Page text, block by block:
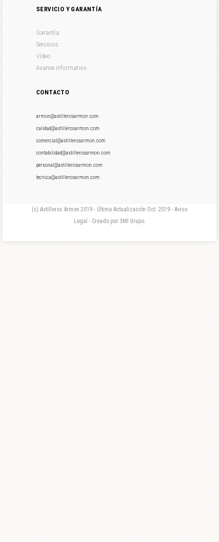
SERVICIO Y GARANTÍA
Garantía
Servicios
Vídeo
Avance informativo
CONTACTO
armon@astillerosarmon.com
calidad@astillerosarmon.com
comercial@astillerosarmon.com
contabilidad@astillerosarmon.com
personal@astillerosarmon.com
tecnica@astillerosarmon.com
(c) Astilleros Armon 2019 - Última Actualización Oct. 2019 - Aviso
Legal - Creado por 3MI Grupo.